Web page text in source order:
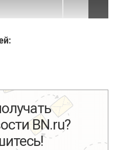
BN.ru?